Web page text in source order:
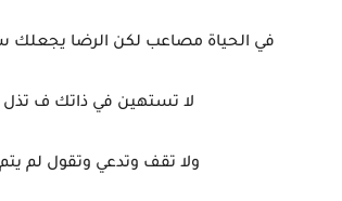
في الحياة مصاعب لكن الرضا يجعلك
لا تستهين في ذاتك ف تذل
ولا تقف وتدعي وتقول لم يتم